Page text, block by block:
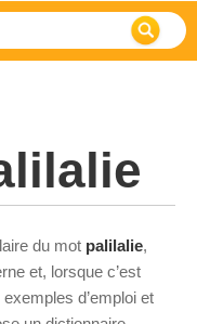
du mot palilalie,
et, lorsque c’est
d’emploi et